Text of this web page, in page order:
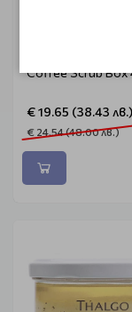
Coffee Scrub Box
€ 19.65 (38.43 лв.)
€ 24.54 (48.00 лв.)